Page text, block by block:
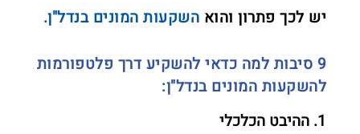
יש לכך פתרון והוא השקעות המונים בנדל"ן.
9 סיבות למה כדאי להשקיע דרך פלטפורמות
להשקעות המונים בנדל"ן:
1. ההיבט הכלכלי